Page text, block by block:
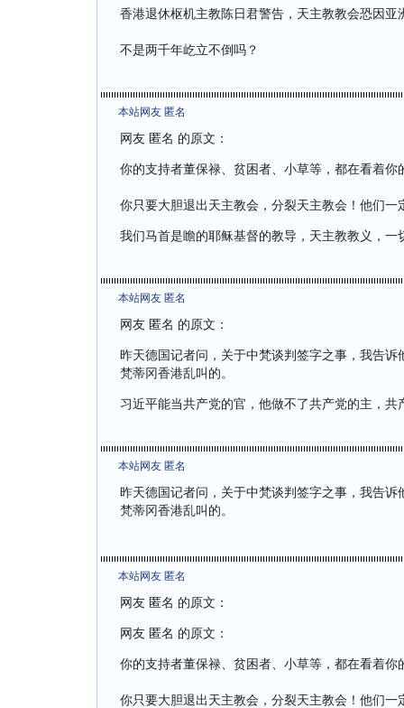
香港退休枢机主教陈日君警告，天主教教会恐因亚
不是两千年屹立不倒吗？
本站网友 匿名
网友 匿名 的原文：
你的支持者董保禄、贫困者、小草等，都在看着
你只要大胆退出天主教会，分裂天主教会！他们
我们马首是瞻的耶稣基督的教导，天主教教义，
本站网友 匿名
网友 匿名 的原文：
昨天德国记者问，关于中梵谈判签字之事，我告
梵蒂冈香港乱叫的。
习近平能当共产党的官，他做不了共产党的主，共
本站网友 匿名
昨天德国记者问，关于中梵谈判签字之事，我告
梵蒂冈香港乱叫的。
本站网友 匿名
网友 匿名 的原文：
网友 匿名 的原文：
你的支持者董保禄、贫困者、小草等，都在看着
你只要大胆退出天主教会，分裂天主教会！他们